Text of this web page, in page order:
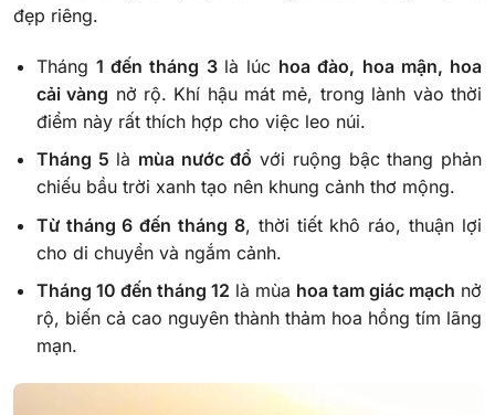
đẹp riêng.
Tháng 1 đến tháng 3 là lúc hoa đào, hoa mận, hoa
cải vàng nở rộ. Khí hậu mát mẻ, trong lành vào thời
điểm này rất thích hợp cho việc leo núi.
Tháng 5 là mùa nước đổ với ruộng bậc thang phản
chiếu bầu trời xanh tạo nên khung cảnh thơ mộng.
Từ tháng 6 đến tháng 8, thời tiết khô ráo, thuận lợi
cho di chuyển và ngắm cảnh.
Tháng 10 đến tháng 12 là mùa hoa tam giác mạch nở
rộ, biến cả cao nguyên thành thảm hoa hồng tím lãng
mạn.